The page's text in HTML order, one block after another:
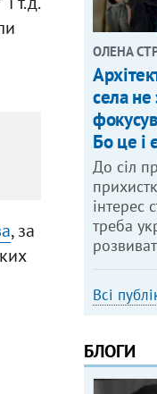
, за
ОЛЕНА
села
Бо це і
До сіл
інтерес
треба
Всі
БЛОГИ